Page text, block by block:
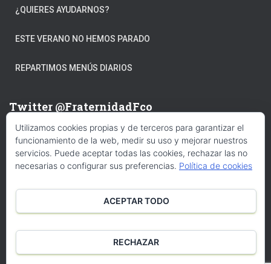
¿QUIERES AYUDARNOS?
ESTE VERANO NO HEMOS PARADO
REPARTIMOS MENÚS DIARIOS
Twitter @FraternidadFco
Mis tuits
Facebook
INICIO SOMOS MEMORIA DE ACTIVIDADES 2020
Utilizamos cookies propias y de terceros para garantizar el
funcionamiento de la web, medir su uso y mejorar nuestros
servicios. Puede aceptar todas las cookies, rechazar las no
necesarias o configurar sus preferencias. Política de cookies
ACEPTAR TODO
RECHAZAR